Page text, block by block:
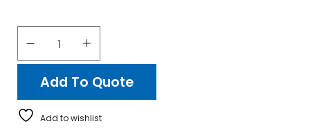
Add To Quote
Add to wishlist